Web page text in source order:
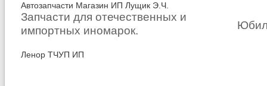
Автозапчасти Магазин ИП Лущик Э.Ч.
Запчасти для отечественных и
импортных иномарок.
Ленор ТЧУП ИП